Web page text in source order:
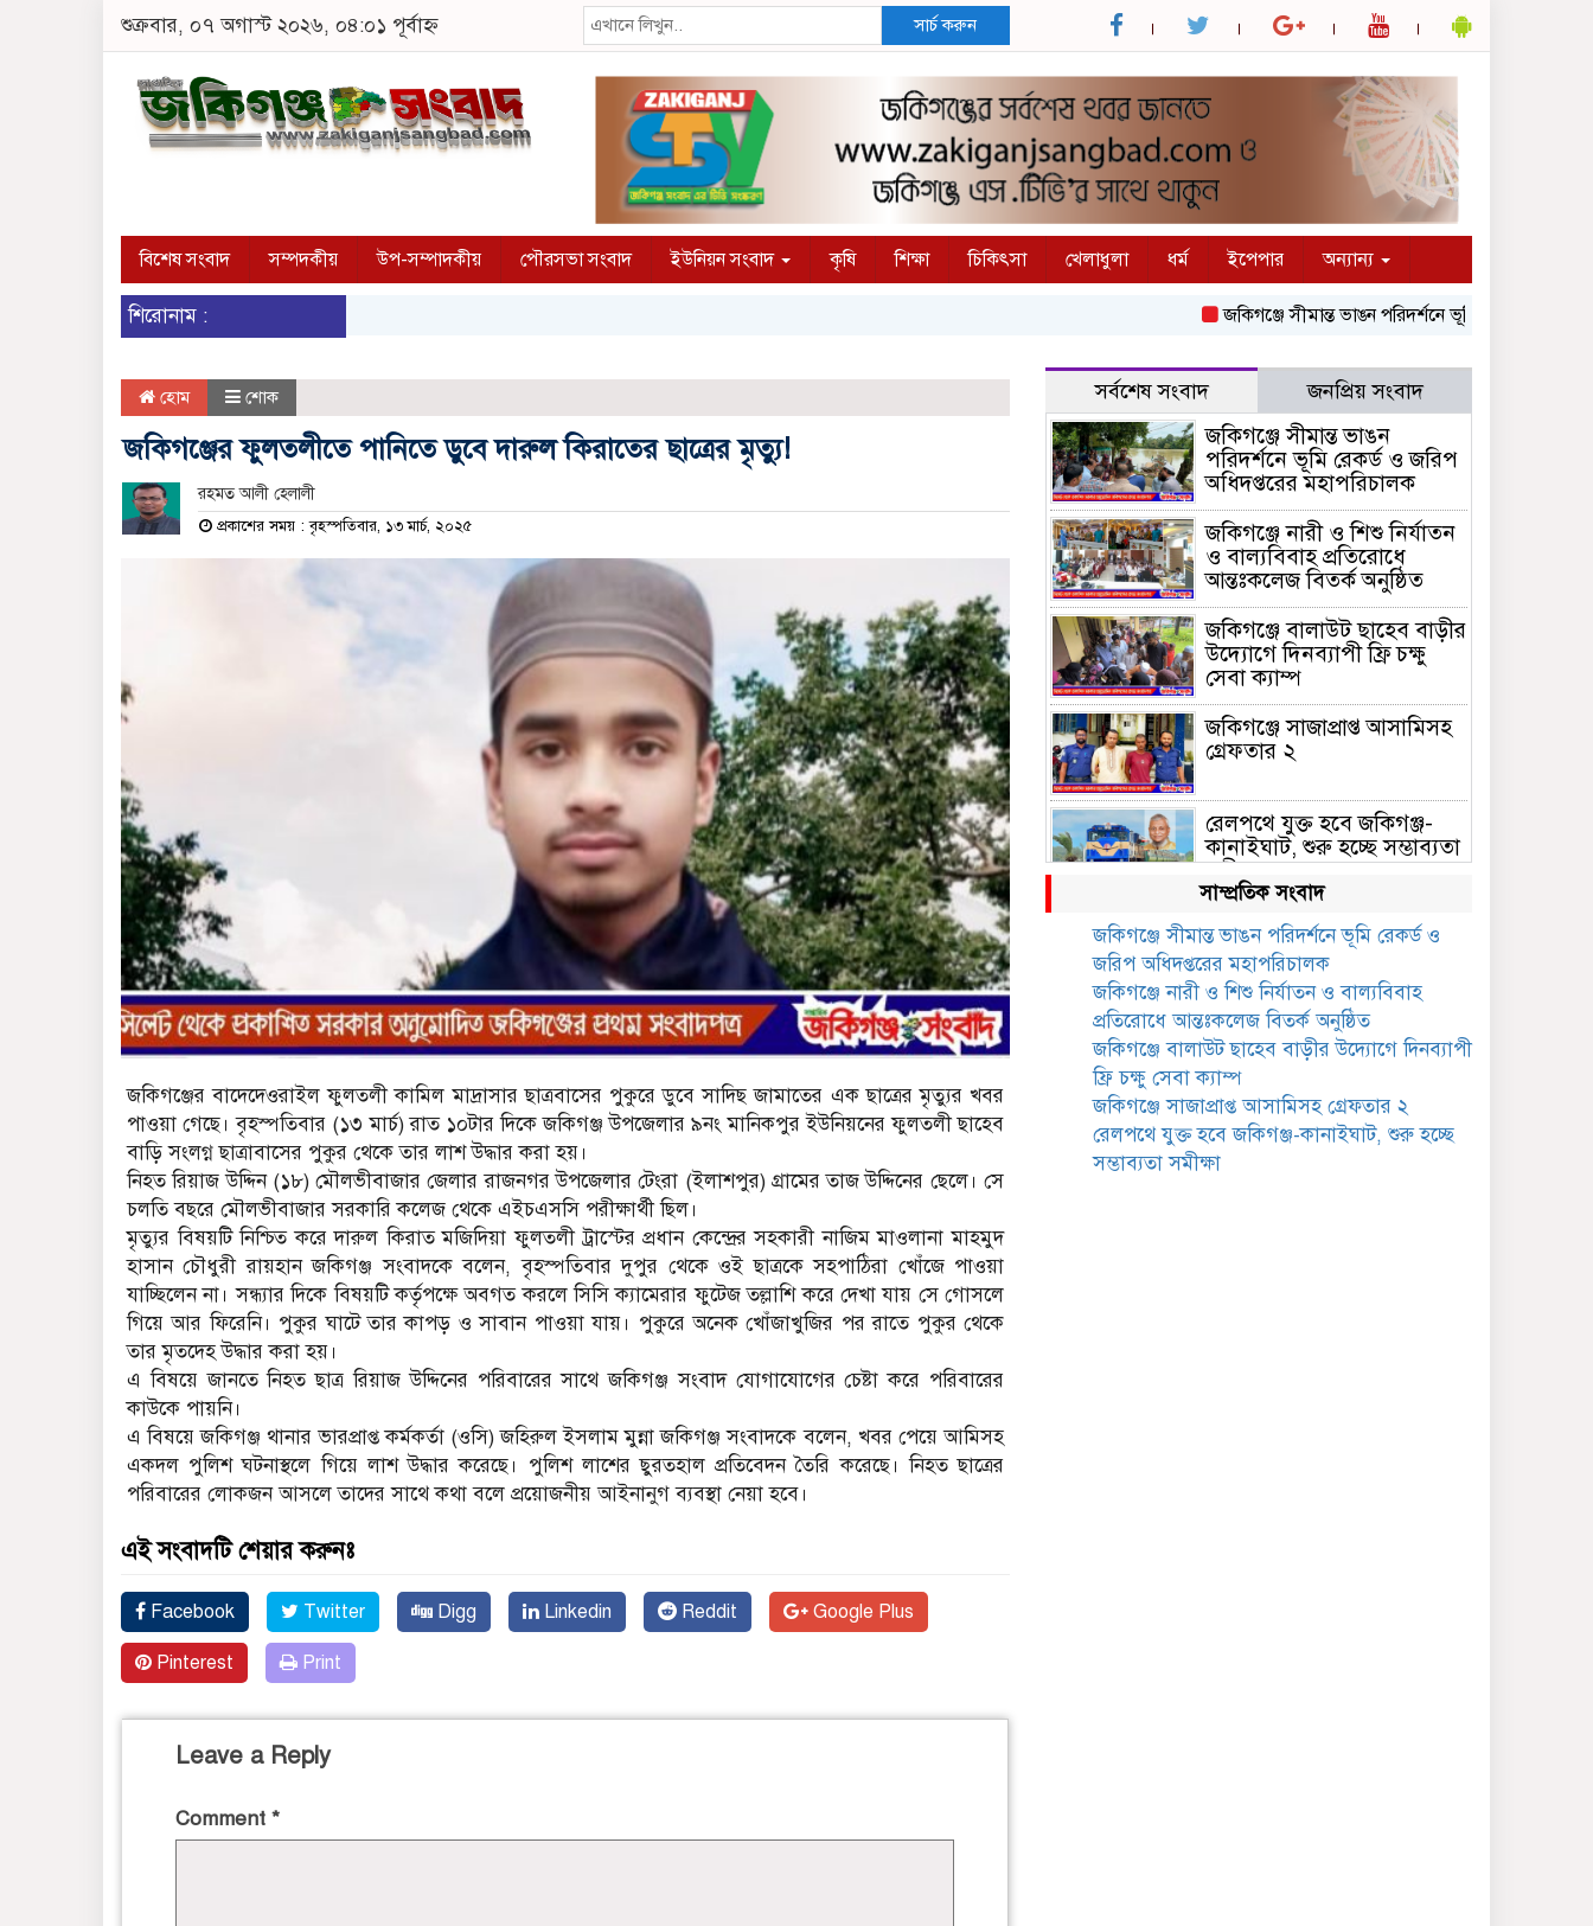
শুক্রবার, ০৭ অগাস্ট ২০২৬, ০৪:০১ পূর্বাহ্ন সার্চ করুন
বিশেষ সংবাদ সম্পদকীয় উপ-সম্পাদকীয় পৌরসভা সংবাদ ইউনিয়ন সংবাদ কৃষি শিক্ষা চিকিৎসা খেলাধুলা ধর্ম ইপেপার অন্যান্য
শিরোনাম : জকিগঞ্জে সীমান্ত ভাঙন পরিদর্শনে ভূমি রেকর্ড ও জরিপ
হোম শোক
জকিগঞ্জের ফুলতলীতে পানিতে ডুবে দারুল কিরাতের ছাত্রের মৃত্যু!
রহমত আলী হেলালী
প্রকাশের সময় : বৃহস্পতিবার, ১৩ মার্চ, ২০২৫
জকিগঞ্জের বাদেদেওরাইল ফুলতলী কামিল মাদ্রাসার ছাত্রবাসের পুকুরে ডুবে সাদিছ জামাতের এক ছাত্রের মৃত্যুর খবর
পাওয়া গেছে। বৃহস্পতিবার (১৩ মার্চ) রাত ১০টার দিকে জকিগঞ্জ উপজেলার ৯নং মানিকপুর ইউনিয়নের ফুলতলী ছাহেব
বাড়ি সংলগ্ন ছাত্রাবাসের পুকুর থেকে তার লাশ উদ্ধার করা হয়।
নিহত রিয়াজ উদ্দিন (১৮) মৌলভীবাজার জেলার রাজনগর উপজেলার টেংরা (ইলাশপুর) গ্রামের তাজ উদ্দিনের ছেলে। সে
চলতি বছরে মৌলভীবাজার সরকারি কলেজ থেকে এইচএসসি পরীক্ষার্থী ছিল।
মৃত্যুর বিষয়টি নিশ্চিত করে দারুল কিরাত মজিদিয়া ফুলতলী ট্রাস্টের প্রধান কেন্দ্রের সহকারী নাজিম মাওলানা মাহমুদ
হাসান চৌধুরী রায়হান জকিগঞ্জ সংবাদকে বলেন, বৃহস্পতিবার দুপুর থেকে ওই ছাত্রকে সহপাঠিরা খোঁজে পাওয়া
যাচ্ছিলেন না। সন্ধ্যার দিকে বিষয়টি কর্তৃপক্ষে অবগত করলে সিসি ক্যামেরার ফুটেজ তল্লাশি করে দেখা যায় সে গোসলে
গিয়ে আর ফিরেনি। পুকুর ঘাটে তার কাপড় ও সাবান পাওয়া যায়। পুকুরে অনেক খোঁজাখুজির পর রাতে পুকুর থেকে
তার মৃতদেহ উদ্ধার করা হয়।
এ বিষয়ে জানতে নিহত ছাত্র রিয়াজ উদ্দিনের পরিবারের সাথে জকিগঞ্জ সংবাদ যোগাযোগের চেষ্টা করে পরিবারের
কাউকে পায়নি।
এ বিষয়ে জকিগঞ্জ থানার ভারপ্রাপ্ত কর্মকর্তা (ওসি) জহিরুল ইসলাম মুন্না জকিগঞ্জ সংবাদকে বলেন, খবর পেয়ে আমিসহ
একদল পুলিশ ঘটনাস্থলে গিয়ে লাশ উদ্ধার করেছে। পুলিশ লাশের ছুরতহাল প্রতিবেদন তৈরি করেছে। নিহত ছাত্রের
পরিবারের লোকজন আসলে তাদের সাথে কথা বলে প্রয়োজনীয় আইনানুগ ব্যবস্থা নেয়া হবে।
এই সংবাদটি শেয়ার করুনঃ
Facebook Twitter Digg Linkedin Reddit Google Plus
Pinterest Print
Leave a Reply
Comment *
সর্বশেষ সংবাদ জনপ্রিয় সংবাদ
জকিগঞ্জে সীমান্ত ভাঙন
পরিদর্শনে ভূমি রেকর্ড ও জরিপ
অধিদপ্তরের মহাপরিচালক
জকিগঞ্জে নারী ও শিশু নির্যাতন
ও বাল্যবিবাহ প্রতিরোধে
আন্তঃকলেজ বিতর্ক অনুষ্ঠিত
জকিগঞ্জে বালাউট ছাহেব বাড়ীর
উদ্যোগে দিনব্যাপী ফ্রি চক্ষু
সেবা ক্যাম্প
জকিগঞ্জে সাজাপ্রাপ্ত আসামিসহ
গ্রেফতার ২
রেলপথে যুক্ত হবে জকিগঞ্জ-
কানাইঘাট, শুরু হচ্ছে সম্ভাব্যতা
সমীক্ষা
সাবেক এমপি হাফিজ আহমদ
মজুমদার কি আত্মগোপনে?
ভাইরাল ছবি ঘিরে আলোচনা!
ভাতা পেতে টাকা লাগে না,
জকিগঞ্জে সমাজসেবা কর্মকর্তার
গুরুত্বপূর্ণ বার্তা
জকিগঞ্জে সরকারি পাঁচ ভাতার
আবেদন শুরু আজ
সাম্প্রতিক সংবাদ
জকিগঞ্জে সীমান্ত ভাঙন পরিদর্শনে ভূমি রেকর্ড ও
জরিপ অধিদপ্তরের মহাপরিচালক
জকিগঞ্জে নারী ও শিশু নির্যাতন ও বাল্যবিবাহ
প্রতিরোধে আন্তঃকলেজ বিতর্ক অনুষ্ঠিত
জকিগঞ্জে বালাউট ছাহেব বাড়ীর উদ্যোগে দিনব্যাপী
ফ্রি চক্ষু সেবা ক্যাম্প
জকিগঞ্জে সাজাপ্রাপ্ত আসামিসহ গ্রেফতার ২
রেলপথে যুক্ত হবে জকিগঞ্জ-কানাইঘাট, শুরু হচ্ছে
সম্ভাব্যতা সমীক্ষা